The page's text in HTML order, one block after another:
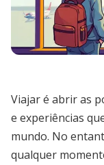
Viajar é abrir as
e experiências
mundo. No
qualquer